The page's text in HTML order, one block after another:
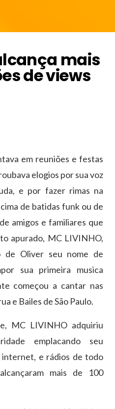
mais
de views
em reuniões e festas
elogios por sua voz
e por fazer rimas na
de batidas funk ou de
amigos e familiares que
apurado, MC LIVINHO,
de Oliver seu nome de
sua primeira musica
começou a cantar nas
e Bailes de São Paulo.
MC LIVINHO adquiriu
emplacando seu
internet, e rádios de todo
mais de 100